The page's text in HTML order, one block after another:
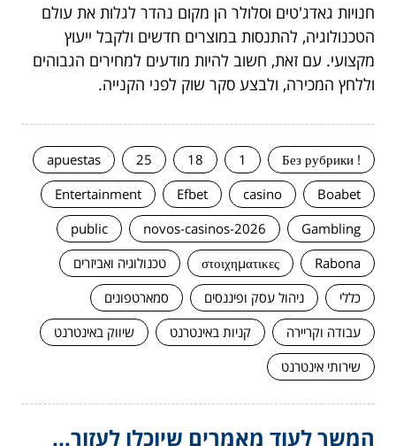
חנויות גאדג'טים וסלולר הן מקום נהדר לגלות את עולם
הטכנולוגיה, להתנסות במוצרים חדשים ולקבל ייעוץ
מקצועי. עם זאת, חשוב להיות מודעים למחירים הגבוהים
וללחץ המכירה, ולבצע סקר שוק לפני הקנייה.
! Без рубрики
1
18
25
apuestas
Boabet
casino
Efbet
Entertainment
Gambling
novos-casinos-2026
public
Rabona
στοιχηματικες
טכנולוגיה ואביזרים
כללי
ניהול עסק ופיננסים
סמארטפונים
עבודה וקריירה
קניות באינטרנט
שיווק באינטרנט
שירותי אינטרנט
המשך לעוד מאמרים שיוכלו לעזור...